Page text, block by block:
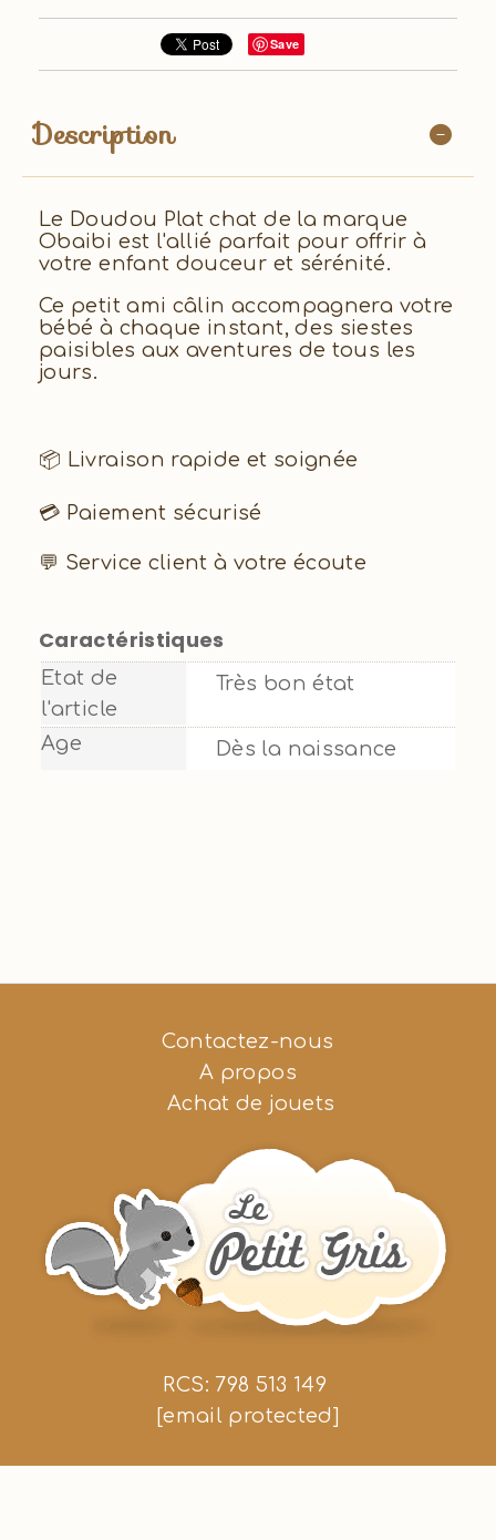
Save
Description
Le Doudou Plat chat de la marque
Obaibi est l'allié parfait pour offrir à
votre enfant douceur et sérénité.
Ce petit ami câlin accompagnera votre
bébé à chaque instant, des siestes
paisibles aux aventures de tous les
jours.
📦 Livraison rapide et soignée
💳 Paiement sécurisé
💬 Service client à votre écoute
Caractéristiques
Etat de
l'article
Très bon état
Age Dès la naissance
Contactez-nous
A propos
Achat de jouets
RCS: 798 513 149
[email protected]